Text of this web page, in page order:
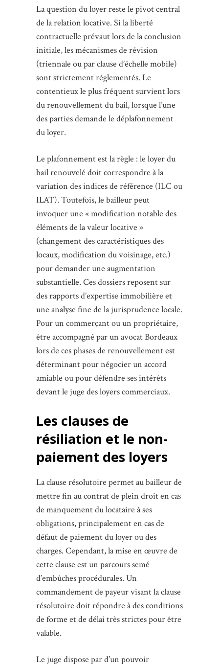
La question du loyer reste le pivot central
de la relation locative. Si la liberté
contractuelle prévaut lors de la conclusion
initiale, les mécanismes de révision
(triennale ou par clause d’échelle mobile)
sont strictement réglementés. Le
contentieux le plus fréquent survient lors
du renouvellement du bail, lorsque l’une
des parties demande le déplafonnement
du loyer.
Le plafonnement est la règle : le loyer du
bail renouvelé doit correspondre à la
variation des indices de référence (ILC ou
ILAT). Toutefois, le bailleur peut
invoquer une « modification notable des
éléments de la valeur locative »
(changement des caractéristiques des
locaux, modification du voisinage, etc.)
pour demander une augmentation
substantielle. Ces dossiers reposent sur
des rapports d’expertise immobilière et
une analyse fine de la jurisprudence locale.
Pour un commerçant ou un propriétaire,
être accompagné par un avocat Bordeaux
lors de ces phases de renouvellement est
déterminant pour négocier un accord
amiable ou pour défendre ses intérêts
devant le juge des loyers commerciaux.
Les clauses de
résiliation et le non-
paiement des loyers
La clause résolutoire permet au bailleur de
mettre fin au contrat de plein droit en cas
de manquement du locataire à ses
obligations, principalement en cas de
défaut de paiement du loyer ou des
charges. Cependant, la mise en œuvre de
cette clause est un parcours semé
d’embûches procédurales. Un
commandement de payeur visant la clause
résolutoire doit répondre à des conditions
de forme et de délai très strictes pour être
valable.
Le juge dispose par d’un pouvoir